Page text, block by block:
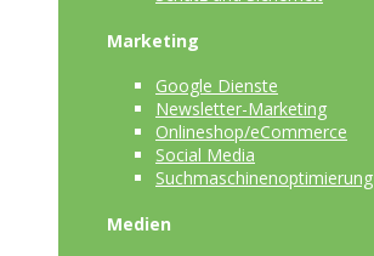
Marketing
Google Dienste
Newsletter-Marketing
Onlineshop/eCommerce
Social Media
Suchmaschinenoptimierung
Medien